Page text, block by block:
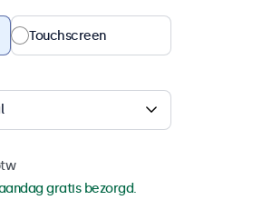
Touchscreen
gratis bezorgd.